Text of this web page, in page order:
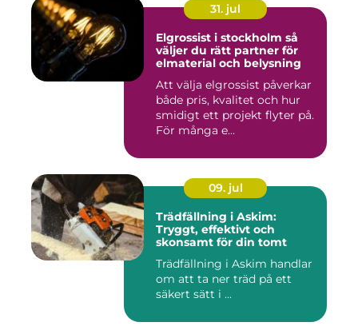
31. jul
Elgrossist i stockholm så
väljer du rätt partner för
elmaterial och belysning
Att välja elgrossist påverkar
både pris, kvalitet och hur
smidigt ett projekt flyter på.
För många e...
09. jul
Trädfällning i Askim:
Tryggt, effektivt och
skonsamt för din tomt
Trädfällning i Askim handlar
om att ta ner träd på ett
säkert sätt i ...